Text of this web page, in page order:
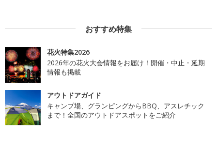
おすすめ特集
花火特集2026
2026年の花火大会情報をお届け！開催・中止・延期
情報も掲載
アウトドアガイド
キャンプ場、グランピングからBBQ、アスレチック
まで！全国のアウトドアスポットをご紹介